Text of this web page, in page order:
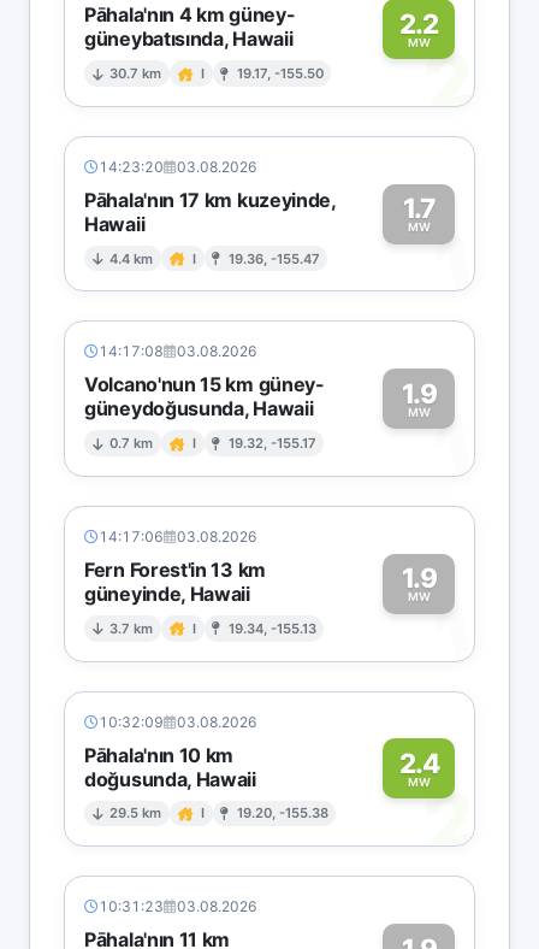
Pāhala'nın 4 km güney-
güneybatısında, Hawaii
30.7 km I 19.17, -155.50
2.2
MW2
14:23:20 03.08.2026
Pāhala'nın 17 km kuzeyinde,
Hawaii
4.4 km I 19.36, -155.47
1.7
MW1
14:17:08 03.08.2026
Volcano'nun 15 km güney-
güneydoğusunda, Hawaii
0.7 km I 19.32, -155.17
1.9
MW1
14:17:06 03.08.2026
Fern Forest'in 13 km
güneyinde, Hawaii
3.7 km I 19.34, -155.13
1.9
MW1
10:32:09 03.08.2026
Pāhala'nın 10 km
doğusunda, Hawaii
29.5 km I 19.20, -155.38
2.4
MW2
10:31:23 03.08.2026
Pāhala'nın 11 km